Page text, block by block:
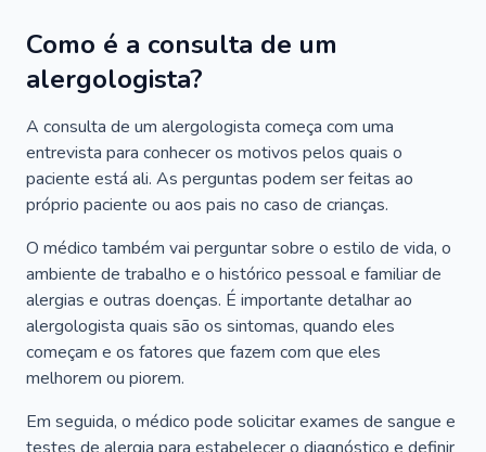
Como é a consulta de um
alergologista?
A consulta de um alergologista começa com uma
entrevista para conhecer os motivos pelos quais o
paciente está ali. As perguntas podem ser feitas ao
próprio paciente ou aos pais no caso de crianças.
O médico também vai perguntar sobre o estilo de vida, o
ambiente de trabalho e o histórico pessoal e familiar de
alergias e outras doenças. É importante detalhar ao
alergologista quais são os sintomas, quando eles
começam e os fatores que fazem com que eles
melhorem ou piorem.
Em seguida, o médico pode solicitar exames de sangue e